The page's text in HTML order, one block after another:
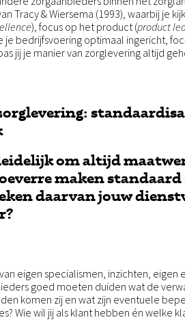
Tracy & Wiersema (1993), waarbij je
), focus op het product (product
je bedrijfsvoering optimaal ingericht,
jij je manier van zorglevering altijd
om altijd
maken
daarvan jouw
eigen specialismen, inzichten,
goed moeten duiden wat de
komen zij en wat zijn eventuele
Wie wil jij als klant hebben én welke